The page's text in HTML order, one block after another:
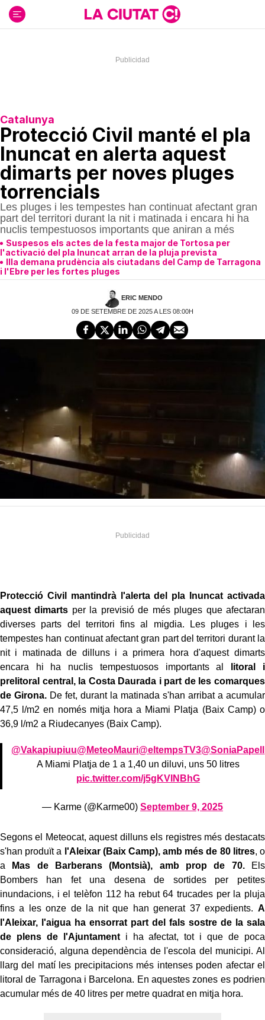
contenido
Catalunya
Protecció Civil manté el pla
Inuncat en alerta aquest
dimarts per noves pluges
torrencials
Les pluges i les tempestes han continuat afectant gran
part del territori durant la nit i matinada i encara hi ha
nuclis tempestuosos importants que aniran a més
Suspesos els actes de la festa major de Tortosa per
l'activació del pla Inuncat arran de la pluja prevista
Illa demana prudència als ciutadans del Camp de Tarragona
i l'Ebre per les fortes pluges
ERIC MENDO
09 DE SETEMBRE DE 2025 A LES 08:00H
Protecció Civil mantindrà l'alerta del pla Inuncat activada
aquest dimarts per la previsió de més pluges que afectaran
diverses parts del territori fins al migdia. Les pluges i les
tempestes han continuat afectant gran part del territori durant la
nit i matinada de dilluns i a primera hora d'aquest dimarts
encara hi ha nuclis tempestuosos importants al
litoral i
prelitoral central, la Costa Daurada i part de les comarques
de Girona. De fet, durant la matinada s'han arribat a acumular
47,5 l/m2 en només mitja hora a Miami Platja (Baix Camp) o
36,9 l/m2 a Riudecanyes (Baix Camp).
@Vakapiupiuu@MeteoMauri@eltempsTV3@SoniaPapell
A Miami Platja de 1 a 1,40 un diluvi, uns 50 litres
pic.twitter.com/j5gKVINBhG
— Karme (@Karme00) September 9, 2025
Segons el Meteocat, aquest dilluns els registres més destacats
s'han produït a l'Aleixar (Baix Camp), amb més de 80 litres, o
a
Mas de Barberans (Montsià), amb prop de 70.Els
Bombers han fet una desena de sortides per petites
inundacions, i el telèfon 112 ha rebut 64 trucades per la pluja
fins a les onze de la nit que han generat 37 expedients. A
l'Aleixar, l'aigua ha ensorrat part del fals sostre de la sala
de plens de l'Ajuntamenti ha afectat, tot i que de poca
consideració, alguna dependència de l'escola del municipi. Al
llarg del matí les precipitacions més intenses poden afectar el
litoral de Tarragona i Barcelona. En aquestes zones es podrien
acumular més de 40 litres per metre quadrat en mitja hora.